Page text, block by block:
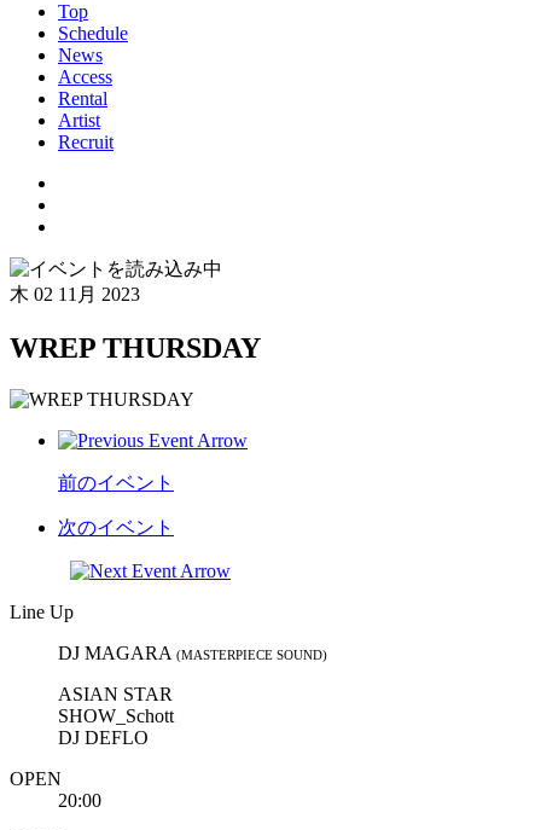
Top
Schedule
News
Access
Rental
Artist
Recruit
木 02 11月 2023
WREP THURSDAY
前のイベント
次のイベント
Line Up
DJ MAGARA (MASTERPIECE SOUND)
ASIAN STAR
SHOW_Schott
DJ DEFLO
OPEN
20:00